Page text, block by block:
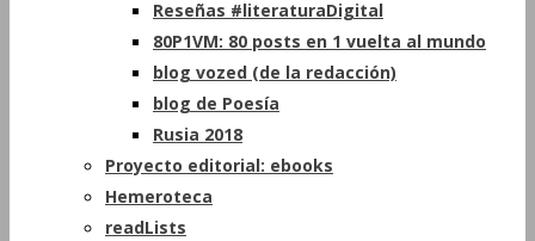
Reseñas #literaturaDigital
80P1VM: 80 posts en 1 vuelta al mundo
blog vozed (de la redacción)
blog de Poesía
Rusia 2018
Proyecto editorial: ebooks
Hemeroteca
readLists